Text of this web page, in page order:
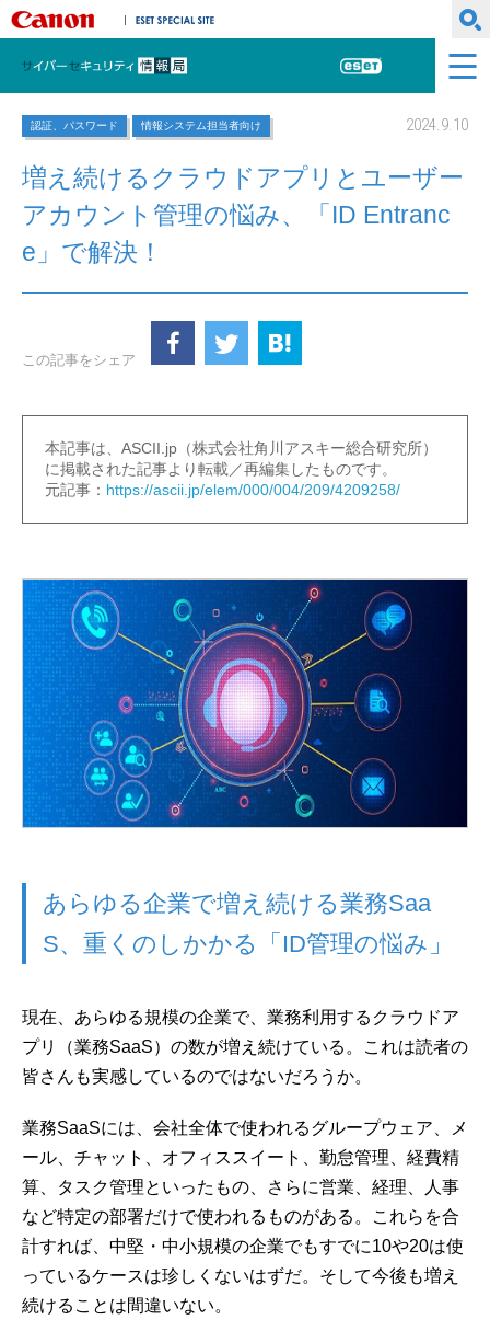
キヤノンマーケティングジャパン株式会社
サイバーセキュリティ情報局
ESET
認証、パスワード 情報システム担当者向け 2024.9.10
増え続けるクラウドアプリとユーザー
アカウント管理の悩み、「ID Entranc
e」で解決！
この記事をシェア
本記事は、ASCII.jp（株式会社角川アスキー総合研究所）
に掲載された記事より転載／再編集したものです。
元記事： https://ascii.jp/elem/000/004/209/4209258/
あらゆる企業で増え続ける業務Saa
S、重くのしかかる「ID管理の悩み」
現在、あらゆる規模の企業で、業務利用するクラウドア
プリ（業務SaaS）の数が増え続けている。これは読者の
皆さんも実感しているのではないだろうか。
業務SaaSには、会社全体で使われるグループウェア、メ
ール、チャット、オフィススイート、勤怠管理、経費精
算、タスク管理といったもの、さらに営業、経理、人事
など特定の部署だけで使われるものがある。これらを合
計すれば、中堅・中小規模の企業でもすでに10や20は使
っているケースは珍しくないはずだ。そして今後も増え
続けることは間違いない。